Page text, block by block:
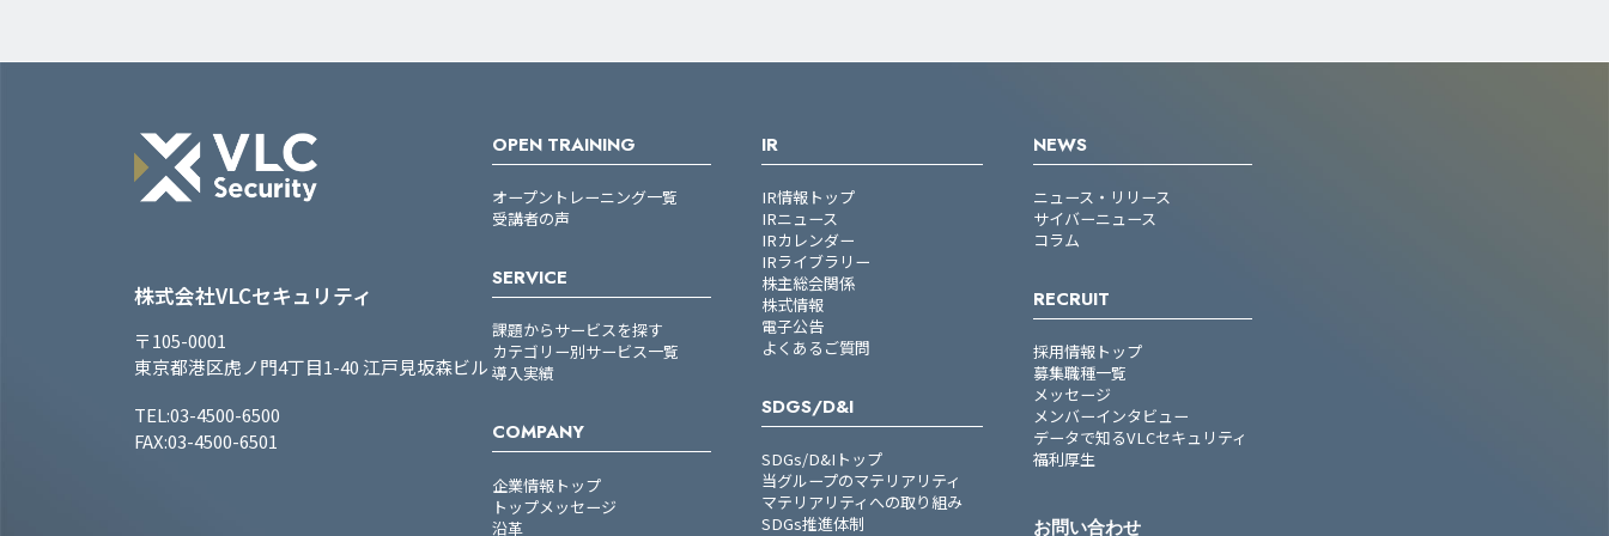
株式会社VLCセキュリティ
〒105-0001
東京都港区虎ノ門4丁目1-40 江戸見坂森ビル
TEL:03-4500-6500
FAX:03-4500-6501
OPEN TRAINING
オープントレーニング一覧
受講者の声
SERVICE
課題からサービスを探す
カテゴリー別サービス一覧
導入実績
COMPANY
企業情報トップ
トップメッセージ
沿革
IR
IR情報トップ
IRニュース
IRカレンダー
IRライブラリー
株主総会関係
株式情報
電子公告
よくあるご質問
SDGS/D&I
SDGs/D&Iトップ
当グループのマテリアリティ
マテリアリティへの取り組み
SDGs推進体制
NEWS
ニュース・リリース
サイバーニュース
コラム
RECRUIT
採用情報トップ
募集職種一覧
メッセージ
メンバーインタビュー
データで知るVLCセキュリティ
福利厚生
お問い合わせ